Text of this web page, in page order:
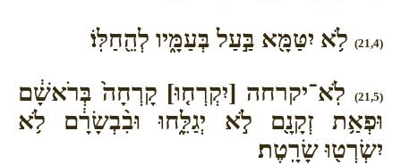
(21,4) לֹ֥א יִטַּמָּ֖א בַּ֣עַל בְּעַמָּ֑יו לְהֵ֖חַלּֽוֹ׃
(21,5)
לֹֽא־יקרחה [יִקְרְח֤וּ] קָרְחָה֙ בְּרֹאשָׁ֔ם
וּפְאַ֥ת זְקָנָ֖ם לֹ֣א יְגַלֵּ֑חוּ וּבִ֨בְשָׂרָ֔ם לֹ֥א
יִשְׂרְט֖וּ שָׂרָֽטֶת׃